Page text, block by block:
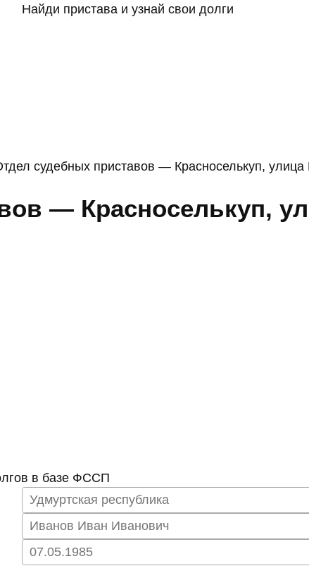
Найди пристава и узнай свои долги
судебных приставов — Красноселькуп, улица
— Красноселькуп,
в базе ФССП